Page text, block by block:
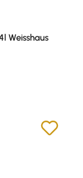
Weisshaus